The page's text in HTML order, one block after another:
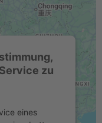
zu
eines